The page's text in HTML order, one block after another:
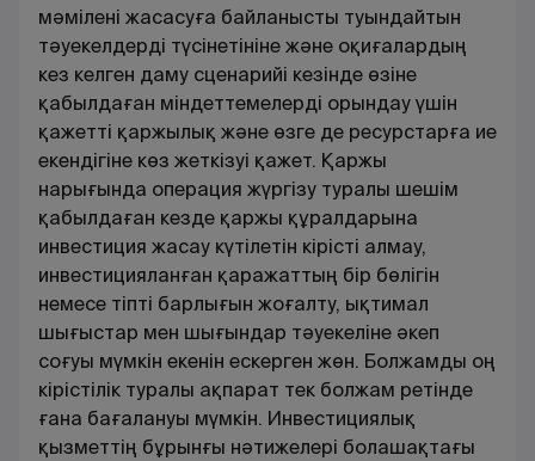
мәмілені жасасуға байланысты туындайтын
тәуекелдерді түсінетініне және оқиғалардың
кез келген даму сценарийі кезінде өзіне
қабылдаған міндеттемелерді орындау үшін
қажетті қаржылық және өзге де ресурстарға ие
екендігіне көз жеткізуі қажет. Қаржы
нарығында операция жүргізу туралы шешім
қабылдаған кезде қаржы құралдарына
инвестиция жасау күтілетін кірісті алмау,
инвестицияланған қаражаттың бір бөлігін
немесе тіпті барлығын жоғалту, ықтимал
шығыстар мен шығындар тәуекеліне әкеп
соғуы мүмкін екенін ескерген жөн. Болжамды оң
кірістілік туралы ақпарат тек болжам ретінде
ғана бағалануы мүмкін. Инвестициялық
қызметтiң бұрынғы нәтижелерi болашақтағы